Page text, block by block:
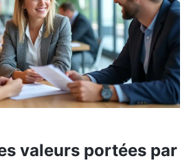
valeurs portées par